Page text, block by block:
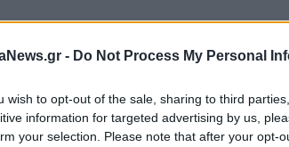
- Do Not Process My Personal
wish to opt-out of the sale, sharing to third
information for targeted advertising by us,
your selection. Please note that after your opt-